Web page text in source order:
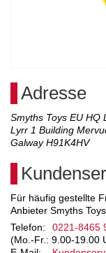
Adresse
Smyths Toys EU HQ
Lyrr 1 Building
Galway H91K4HV
Für häufig gestellte
Anbieter Smyths
Telefon:
0221-8465
(Mo.-Fr.: 9.00-19.00